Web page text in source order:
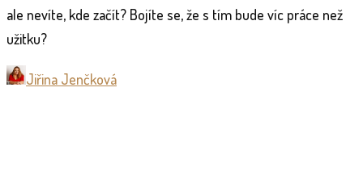
ale nevíte, kde začít? Bojíte se, že s tím bude víc práce než
užitku?
Jiřina Jenčková